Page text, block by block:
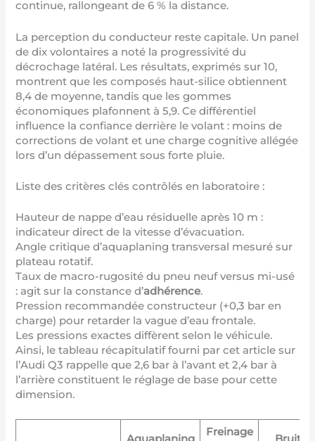
continue, rallongeant de 6 % la distance.
La perception du conducteur reste capitale. Un panel
de dix volontaires a noté la progressivité du
décrochage latéral. Les résultats, exprimés sur 10,
montrent que les composés haut-silice obtiennent
8,4 de moyenne, tandis que les gommes
économiques plafonnent à 5,9. Ce différentiel
influence la confiance derrière le volant : moins de
corrections de volant et une charge cognitive allégée
lors d’un dépassement sous forte pluie.
Liste des critères clés contrôlés en laboratoire :
Hauteur de nappe d’eau résiduelle après 10 m :
indicateur direct de la vitesse d’évacuation.
Angle critique d’aquaplaning transversal mesuré sur
plateau rotatif.
Taux de macro-rugosité du pneu neuf versus mi-usé
: agit sur la constance d’adhérence.
Pression recommandée constructeur (+0,3 bar en
charge) pour retarder la vague d’eau frontale.
Les pressions exactes diffèrent selon le véhicule.
Ainsi, le tableau récapitulatif fourni parcet article sur
l’Audi Q3 rappelle que 2,6 bar à l’avant et 2,4 bar à
l’arrière constituent le réglage de base pour cette
dimension.
Freinage